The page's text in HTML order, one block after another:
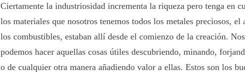
Ciertamente la industriosidad incrementa la riqueza pero tenga en
los materiales que nosotros tenemos todos los metales preciosos, el
los combustibles, estaban allí desde el comienzo de la creación.
podemos hacer aquellas cosas útiles descubriendo, minando,
o de cualquier otra manera añadiendo valor a ellas. Estos son los